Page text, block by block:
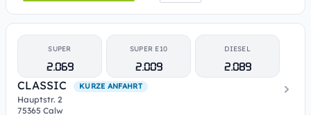
SUPER
2.069
SUPER E10
2.009
DIESEL
2.089
CLASSIC
KURZE ANFAHRT
Hauptstr. 2
75365 Calw